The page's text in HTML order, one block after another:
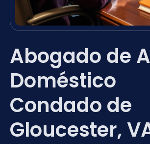
Abogado de
Doméstico
Condado de
Gloucester,